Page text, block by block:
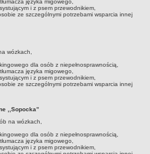
języka migowego,
i z psem przewodnikiem,
ze szczególnymi potrzebami wsparcia innej
wózkach,
dla osób z niepełnosprawnością,
języka migowego,
i z psem przewodnikiem,
ze szczególnymi potrzebami wsparcia innej
,,Sopocka”
na wózkach,
dla osób z niepełnosprawnością,
języka migowego,
i z psem przewodnikiem,